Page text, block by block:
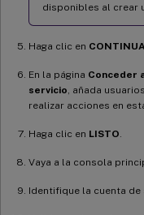
disponibles al crear
Haga clic en
En la página Conceder
servicio , añada
realizar acciones en
Haga clic en LISTO
Vaya a la consola
Identifique la cuenta de